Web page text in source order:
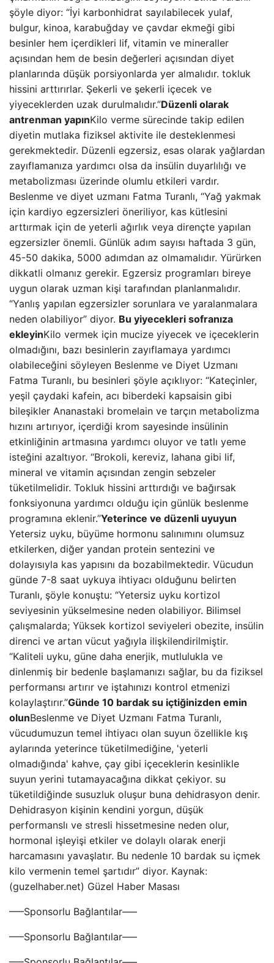
şöyle diyor: “İyi karbonhidrat sayılabilecek yulaf,
bulgur, kinoa, karabuğday ve çavdar ekmeği gibi
besinler hem içerdikleri lif, vitamin ve mineraller
açısından hem de besin değerleri açısından diyet
planlarında düşük porsiyonlarda yer almalıdır. tokluk
hissini arttırırlar. Şekerli ve şekerli içecek ve
yiyeceklerden uzak durulmalıdır.”Düzenli olarak
antrenman yapınKilo verme sürecinde takip edilen
diyetin mutlaka fiziksel aktivite ile desteklenmesi
gerekmektedir. Düzenli egzersiz, esas olarak yağlardan
zayıflamanıza yardımcı olsa da insülin duyarlılığı ve
metabolizması üzerinde olumlu etkileri vardır.
Beslenme ve diyet uzmanı Fatma Turanlı, “Yağ yakmak
için kardiyo egzersizleri öneriliyor, kas kütlesini
arttırmak için de yeterli ağırlık veya dirençte yapılan
egzersizler önemli. Günlük adım sayısı haftada 3 gün,
45-50 dakika, 5000 adımdan az olmamalıdır. Yürürken
dikkatli olmanız gerekir. Egzersiz programları bireye
uygun olarak uzman kişi tarafından planlanmalıdır.
“Yanlış yapılan egzersizler sorunlara ve yaralanmalara
neden olabiliyor” diyor. Bu yiyecekleri sofranıza
ekleyinKilo vermek için mucize yiyecek ve içeceklerin
olmadığını, bazı besinlerin zayıflamaya yardımcı
olabileceğini söyleyen Beslenme ve Diyet Uzmanı
Fatma Turanlı, bu besinleri şöyle açıklıyor: “Kateçinler,
yeşil çaydaki kafein, acı biberdeki kapsaisin gibi
bileşikler Ananastaki bromelain ve tarçın metabolizma
hızını artırıyor, içerdiği krom sayesinde insülinin
etkinliğinin artmasına yardımcı oluyor ve tatlı yeme
isteğini azaltıyor. “Brokoli, kereviz, lahana gibi lif,
mineral ve vitamin açısından zengin sebzeler
tüketilmelidir. Tokluk hissini arttırdığı ve bağırsak
fonksiyonuna yardımcı olduğu için günlük beslenme
programına eklenir.”Yeterince ve düzenli uyuyun
Yetersiz uyku, büyüme hormonu salınımını olumsuz
etkilerken, diğer yandan protein sentezini ve
dolayısıyla kas yapısını da bozabilmektedir. Vücudun
günde 7-8 saat uykuya ihtiyacı olduğunu belirten
Turanlı, şöyle konuştu: “Yetersiz uyku kortizol
seviyesinin yükselmesine neden olabiliyor. Bilimsel
çalışmalarda; Yüksek kortizol seviyeleri obezite, insülin
direnci ve artan vücut yağıyla ilişkilendirilmiştir.
“Kaliteli uyku, güne daha enerjik, mutlulukla ve
dinlenmiş bir bedenle başlamanızı sağlar, bu da fiziksel
performansı artırır ve iştahınızı kontrol etmenizi
kolaylaştırır.”Günde 10 bardak su içtiğinizden emin
olunBeslenme ve Diyet Uzmanı Fatma Turanlı,
vücudumuzun temel ihtiyacı olan suyun özellikle kış
aylarında yeterince tüketilmediğine, 'yeterli
olmadığında' kahve, çay gibi içeceklerin kesinlikle
suyun yerini tutamayacağına dikkat çekiyor. su
tüketildiğinde susuzluk oluşur buna dehidrasyon denir.
Dehidrasyon kişinin kendini yorgun, düşük
performanslı ve stresli hissetmesine neden olur,
hormonal işleyişi etkiler ve dolaylı olarak enerji
harcamasını yavaşlatır. Bu nedenle 10 bardak su içmek
kilo vermenin temel şartıdır” diyor. Kaynak:
(guzelhaber.net) Güzel Haber Masası
—–Sponsorlu Bağlantılar—–
—–Sponsorlu Bağlantılar—–